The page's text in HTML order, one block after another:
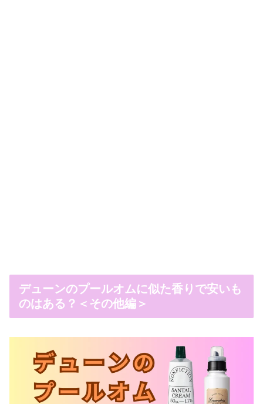
デューンのプールオムに似た香りで安いも
のはある？＜その他編＞